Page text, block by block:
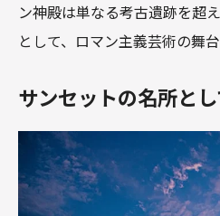
ン神殿は単なる考古遺跡を超
として、ロマン主義芸術の舞
サンセットの名所と